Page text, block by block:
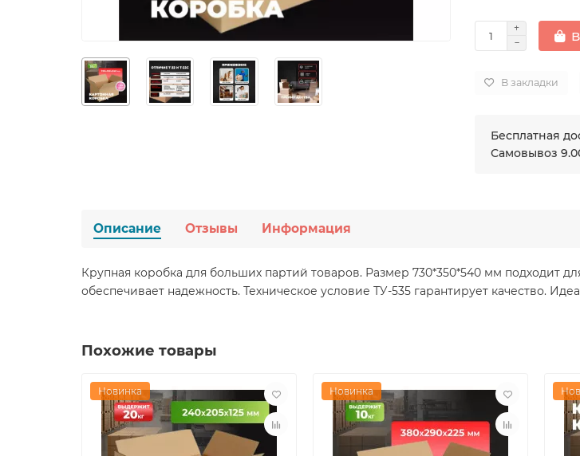
В закладки
Бесплатная
Самовывоз
Описание Отзывы Информация
Крупная коробка для больших партий товаров. Размер 730*350*540 мм подходит
обеспечивает надежность. Техническое условие ТУ-535 гарантирует качество.
Похожие товары
Новинка Новинка